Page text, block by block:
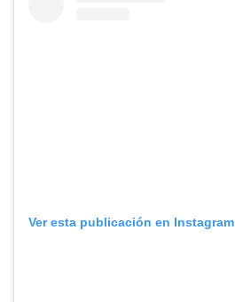
Ver esta publicación en Instagram